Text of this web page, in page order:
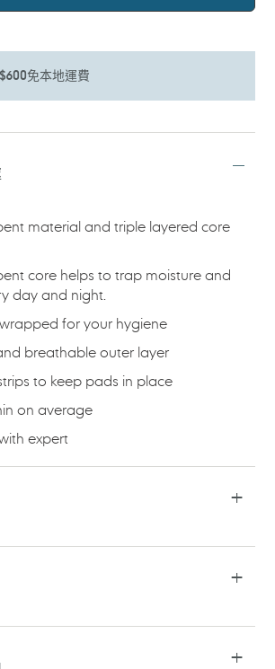
免本地運費
material and triple layered core
core helps to trap moisture and
day and night.
for your hygiene
breathable outer layer
to keep pads in place
on average
expert